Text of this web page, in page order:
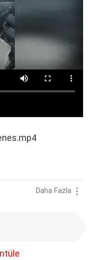
Daha Fazla